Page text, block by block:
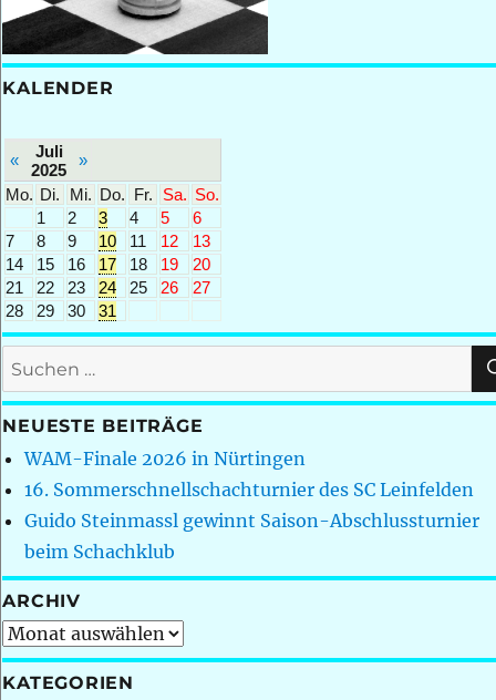
KALENDER
«
Juli
2025
»
Mo. Di. Mi. Do. Fr. Sa. So.
1
2 3 4 5
6
7
8 9 10 11 12
13
14
15 16 17 18 19
20
21
22 23 24 25 26
27
28
29 30 31
Suchen
nach:
NEUESTE BEITRÄGE
WAM-Finale 2026 in Nürtingen
16. Sommerschnellschachturnier des SC Leinfelden
Guido Steinmassl gewinnt Saison-Abschlussturnier
beim Schachklub
ARCHIV
Archiv
KATEGORIEN